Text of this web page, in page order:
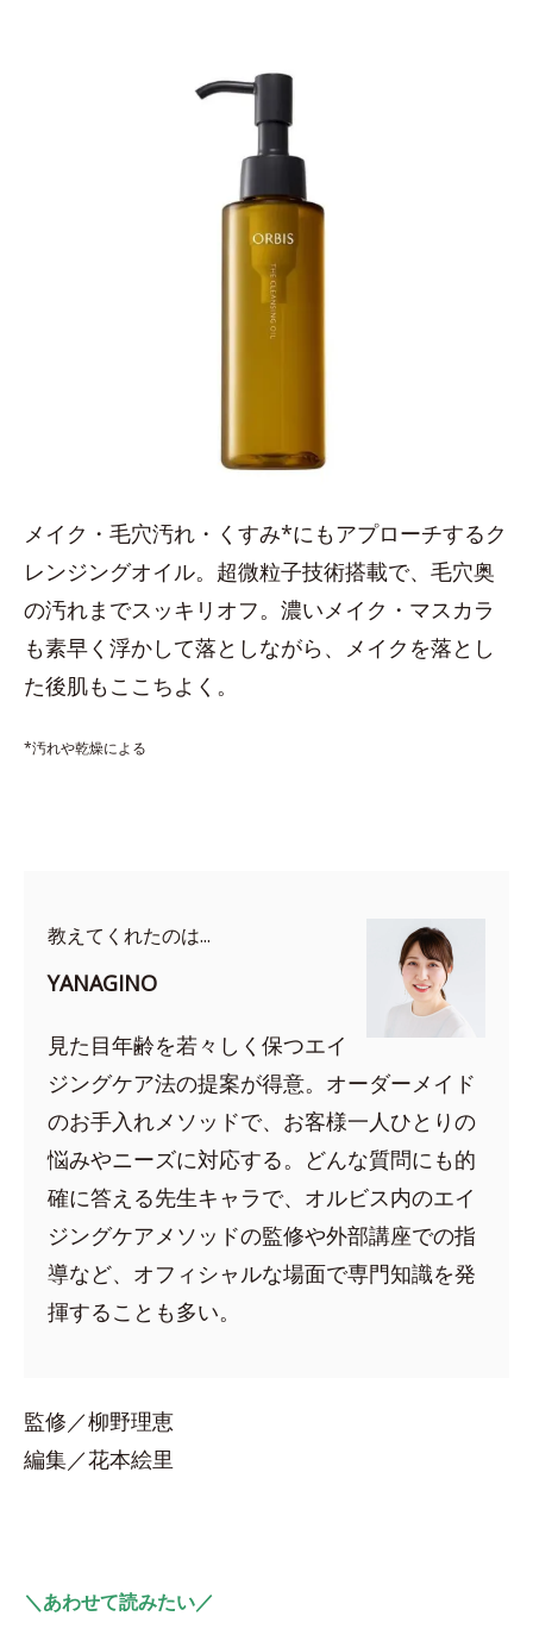
メイク・毛穴汚れ・くすみ*にもアプローチするク
レンジングオイル。超微粒子技術搭載で、毛穴奥
の汚れまでスッキリオフ。濃いメイク・マスカラ
も素早く浮かして落としながら、メイクを落とし
た後肌もここちよく。
*汚れや乾燥による
教えてくれたのは...
YANAGINO
見た目年齢を若々しく保つエイ
ジングケア法の提案が得意。オーダーメイド
のお手入れメソッドで、お客様一人ひとりの
悩みやニーズに対応する。どんな質問にも的
確に答える先生キャラで、オルビス内のエイ
ジングケアメソッドの監修や外部講座での指
導など、オフィシャルな場面で専門知識を発
揮することも多い。
監修／柳野理恵
編集／花本絵里
＼あわせて読みたい／